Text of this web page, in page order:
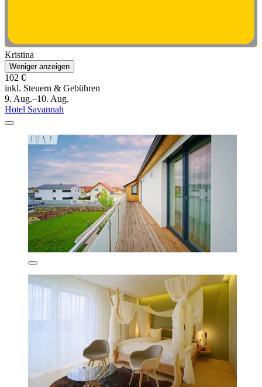
Kristina
Weniger anzeigen
102 €
inkl. Steuern & Gebühren
9. Aug.–10. Aug.
Hotel Savannah